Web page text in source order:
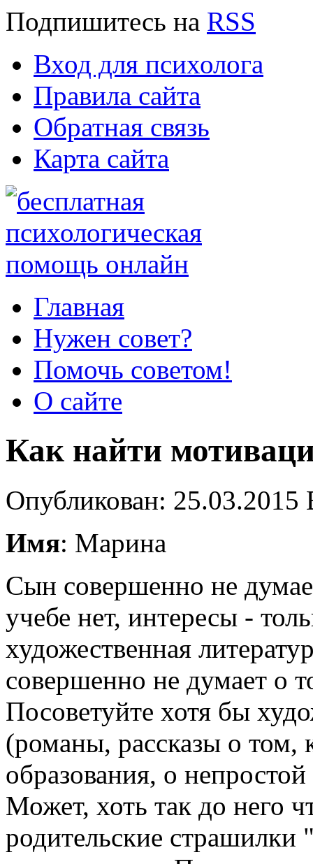
Подпишитесь на RSS
Вход для психолога
Правила сайта
Обратная связь
Карта сайта
Главная
Нужен совет?
Помочь советом!
О сайте
Как найти
Опубликован:
Имя: Марина
Сын совершенно не
учебе нет, интересы -
художественная
совершенно не думает о
Посоветуйте хотя бы
(романы, рассказы о том,
образования, о
Может, хоть так до него
родительские